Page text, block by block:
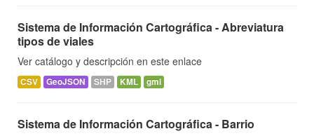
Sistema de Información Cartográfica - Abreviatura
tipos de viales
Ver catálogo y descripción en este enlace
CSV GeoJSON SHP KML gml
Sistema de Información Cartográfica - Barrio